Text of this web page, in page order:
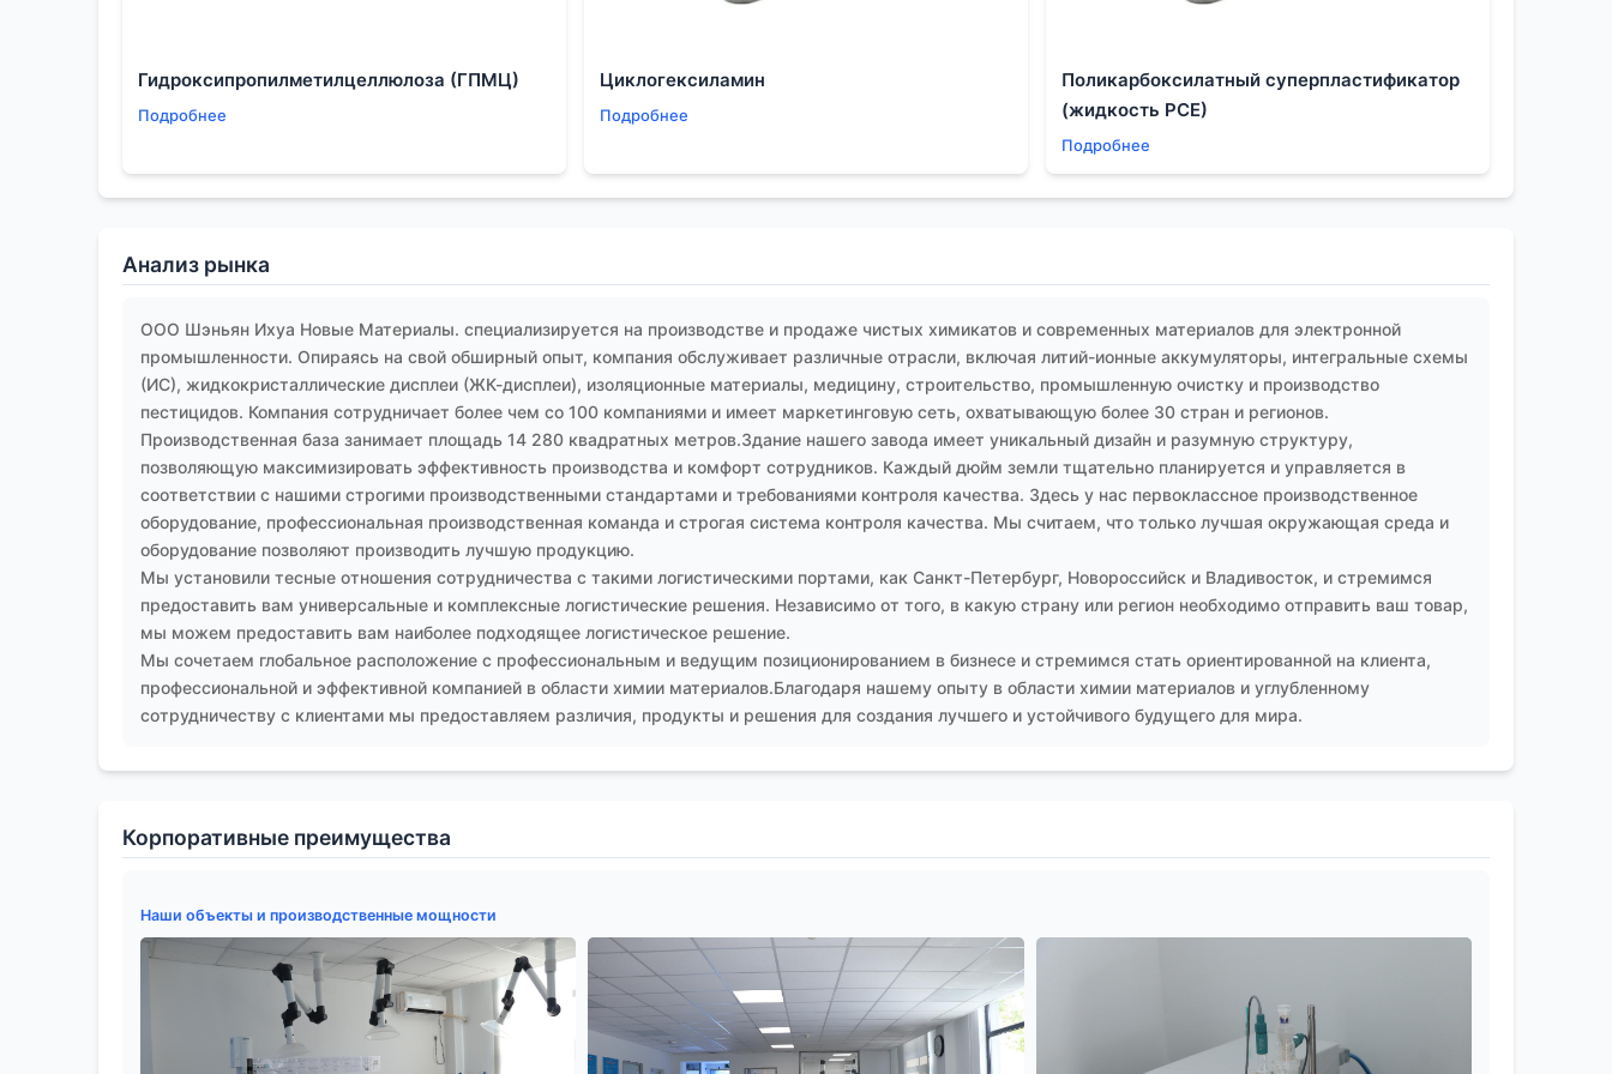
особенностей, слабых мест и условий, в которых он раскроется наилучшим образом. Остальное — уже детали технологии и вопросы логистики,
которые компании-поставщики и призваны решать.
Гидроксипропилметилцеллюлоза (ГПМЦ)
Подробнее
Циклогексиламин
Подробнее
Поликарбоксилатный суперпластификатор
(жидкость PCE)
Подробнее
Анализ рынка
ООО Шэньян Ихуа Новые Материалы. специализируется на производстве и продаже чистых химикатов и современных материалов для электронной
промышленности. Опираясь на свой обширный опыт, компания обслуживает различные отрасли, включая литий-ионные аккумуляторы, интегральные схемы
(ИС), жидкокристаллические дисплеи (ЖК-дисплеи), изоляционные материалы, медицину, строительство, промышленную очистку и производство
пестицидов. Компания сотрудничает более чем со 100 компаниями и имеет маркетинговую сеть, охватывающую более 30 стран и регионов.
Производственная база занимает площадь 14 280 квадратных метров.Здание нашего завода имеет уникальный дизайн и разумную структуру,
позволяющую максимизировать эффективность производства и комфорт сотрудников. Каждый дюйм земли тщательно планируется и управляется в
соответствии с нашими строгими производственными стандартами и требованиями контроля качества. Здесь у нас первоклассное производственное
оборудование, профессиональная производственная команда и строгая система контроля качества. Мы считаем, что только лучшая окружающая среда и
оборудование позволяют производить лучшую продукцию.
Мы установили тесные отношения сотрудничества с такими логистическими портами, как Санкт-Петербург, Новороссийск и Владивосток, и стремимся
предоставить вам универсальные и комплексные логистические решения. Независимо от того, в какую страну или регион необходимо отправить ваш товар,
мы можем предоставить вам наиболее подходящее логистическое решение.
Мы сочетаем глобальное расположение с профессиональным и ведущим позиционированием в бизнесе и стремимся стать ориентированной на клиента,
профессиональной и эффективной компанией в области химии материалов.Благодаря нашему опыту в области химии материалов и углубленному
сотрудничеству с клиентами мы предоставляем различия, продукты и решения для создания лучшего и устойчивого будущего для мира.
Корпоративные преимущества
Наши объекты и производственные мощности